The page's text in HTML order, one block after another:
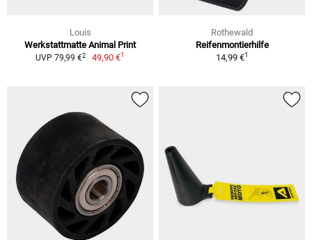
Louis
Werkstattmatte Animal Print
UVP 79,99 €2 49,90 €1
Rothewald
Reifenmontierhilfe
14,99 €1